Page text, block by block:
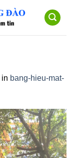
in bang-hieu-mat-